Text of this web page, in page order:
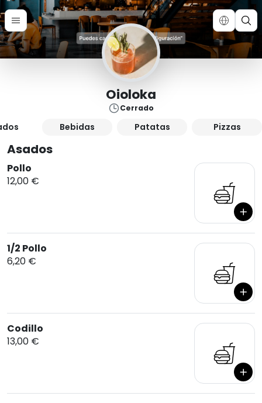
Oioloka
Cerrado
Bebidas Patatas Pizzas
Asados
Pollo
12,00 €
1/2 Pollo
6,20 €
Codillo
13,00 €